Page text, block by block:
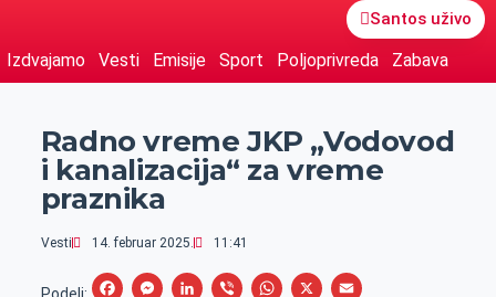
Santos uživo
Izdvajamo Vesti Emisije Sport Poljoprivreda Zabava
Radno vreme JKP „Vodovod
i kanalizacija“ za vreme
praznika
Vesti 14. februar 2025. 11:41
Podeli:
F
M
L
V
W
X
E